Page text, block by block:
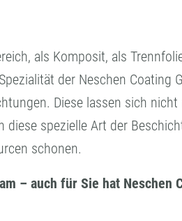
als Komposit, als
der Neschen
Diese lassen sich
spezielle Art der
schonen.
– auch für Sie hat Neschen